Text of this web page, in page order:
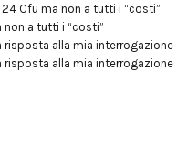
Cfu ma non a tutti i “costi”
a tutti i “costi”
risposta alla mia interrogazione
risposta alla mia interrogazione